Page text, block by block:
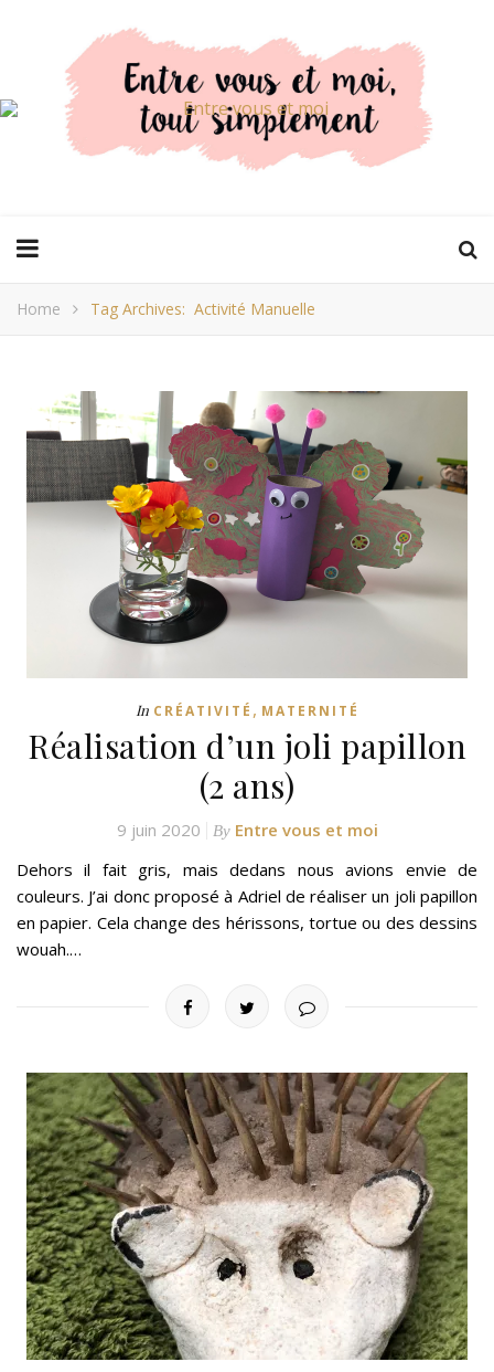
Home Tag Archives: Activité Manuelle
In CRÉATIVITÉ , MATERNITÉ
Réalisation d’un joli papillon
(2 ans)
9 juin 2020 By Entre vous et moi
Dehors il fait gris, mais dedans nous avions envie de
couleurs. J’ai donc proposé à Adriel de réaliser un joli papillon
en papier. Cela change des hérissons, tortue ou des dessins
wouah.…